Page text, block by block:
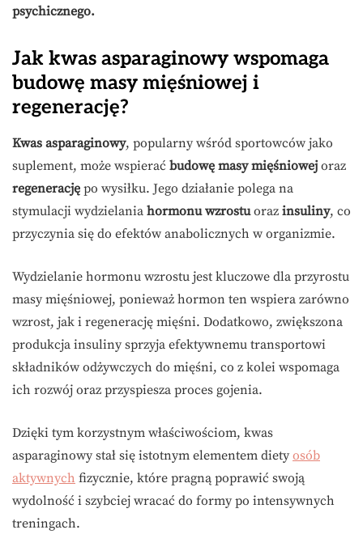
psychicznego.
Jak kwas asparaginowy wspomaga
budowę masy mięśniowej i
regenerację?
Kwas asparaginowy, popularny wśród sportowców jako
suplement, może wspierać budowę masy mięśniowej oraz
regenerację po wysiłku. Jego działanie polega na
stymulacji wydzielania hormonu wzrostuoraz insuliny, co
przyczynia się do efektów anabolicznych w organizmie.
Wydzielanie hormonu wzrostu jest kluczowe dla przyrostu
masy mięśniowej, ponieważ hormon ten wspiera zarówno
wzrost, jak i regenerację mięśni. Dodatkowo, zwiększona
produkcja insuliny sprzyja efektywnemu transportowi
składników odżywczych do mięśni, co z kolei wspomaga
ich rozwój oraz przyspiesza proces gojenia.
Dzięki tym korzystnym właściwościom, kwas
asparaginowy stał się istotnym elementem diety osób
aktywnych fizycznie, które pragną poprawić swoją
wydolność i szybciej wracać do formy po intensywnych
treningach.